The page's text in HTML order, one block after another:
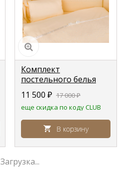
Комплект
постельного белья
Lepre Romantica
,кремовый,
расширенная
комплектация
11 500 ₽ 17 000₽
еще скидка по коду CLUB
В корзину
Загрузка...